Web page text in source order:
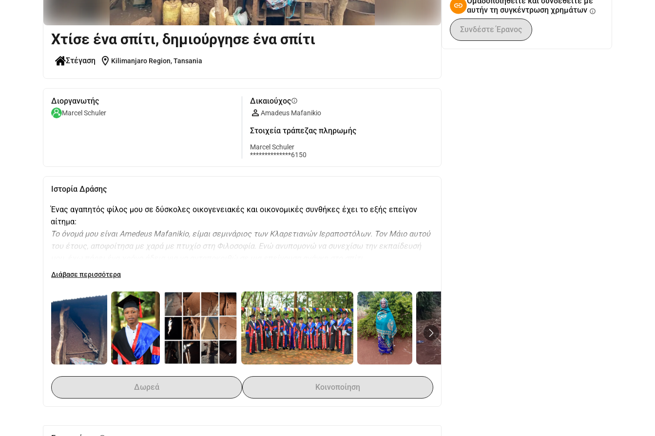
Χτίσε ένα σπίτι, δημιούργησε ένα σπίτι
Στέγαση location_on Kilimanjaro Region, Tansania
Διοργανωτής
Marcel Schuler
Δικαιούχοςinfo
Amadeus Mafanikio
Στοιχεία τράπεζας πληρωμής
Marcel Schuler
**************6150
Ιστορία Δράσης
Ένας αγαπητός φίλος μου σε δύσκολες οικογενειακές και οικονομικές συνθήκες έχει το εξής επείγον
αίτημα:
Το όνομά μου είναι Amedeus Mafanikio, είμαι σεμινάριος των Κλαρετιανών Ιεραποστόλων. Τον Μάιο αυτού
του έτους, αποφοίτησα με χαρά με πτυχίο στη Φιλοσοφία. Ενώ ανυπομονώ να συνεχίσω την εκπαίδευσή
Το οικογενειακό μας σπίτι καταρρέει, και η μητέρα μου, που με έχει στηρίξει με θυσίες και προσευχές, ζει
όπου θα μπορεί να ζει με αξιοπρέπεια και ειρήνη.
Απευθύνομαι ταπεινά σε εσάς, αγαπητοί φίλοι και ευεργέτες, για να με υποστηρίξετε σε αυτήν την
αποστολή ευγνωμοσύνης και αγάπης. Κάθε συνεισφορά, ανεξαρτήτως μεγέθους, θα κάνει πραγματική
διαφορά στο να δώσω στη μητέρα μου την στέγη που της αξίζει.
Μετάφραση στα Γερμανικά:
Το όνομά μου είναι Amedeus Mafanikio, είμαι σεμινάριος των Κλαρετιανών Ιεραποστόλων. Τον Μάιο αυτού
του έτους, αποφοίτησα με χαρά με πτυχίο στη Φιλοσοφία. Ενώ ανυπομονώ να συνεχίσω την εκπαίδευσή
μου, έχω πάρει ένα χρόνο άδεια για να ανταποκριθώ σε μια επείγουσα ανάγκη στην οικογένειά μου.
Το οικογενειακό μας σπίτι είναι σε κακή κατάσταση, και η μητέρα μου που με έχει στηρίξει πάντα με
Διάβασε περισσότερα
Δωρεά Κοινοποίηση
αυτήν τη συγκέντρωση χρημάτων info
Συνδέστε Έρανος